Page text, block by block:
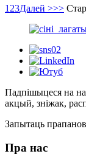
1 23Далей >>>
Падпішыцеся на
акцый, зніжак,
Запытаць
Пра нас